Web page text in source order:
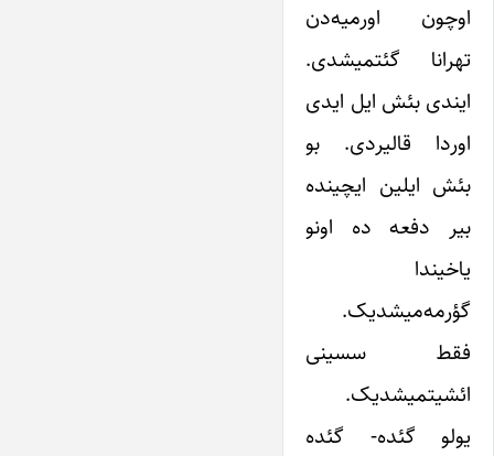
اوچون اورمیه‌دن
تهرانا گئتمیشدی.
ایندی بئش ایل ایدی
اوردا قالیردی. بو
بئش ایلین ایچینده
بیر دفعه ده اونو
یاخیندا
گؤرمه‌میشدیک.
فقط سسینی
ائشیتمیشدیک.
یولو گئده- گئده